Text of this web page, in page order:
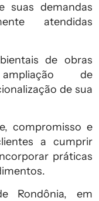
suas demandas
atendidas
de obras
de
de sua
compromisso e
a cumprir
práticas
Rondônia, em